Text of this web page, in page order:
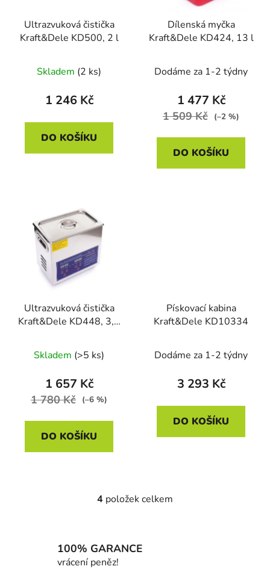
Ultrazvuková čistička
Kraft&Dele KD500, 2 l
Skladem (2 ks)
1 246 Kč
DO KOŠÍKU
Dílenská myčka
Kraft&Dele KD424, 13 l
Dodáme za 1-2 týdny
1 477 Kč
1 509 Kč (–2 %)
DO KOŠÍKU
Ultrazvuková čistička
Kraft&Dele KD448, 3,2
Skladem (>5 ks)
1 657 Kč
1 780 Kč (–6 %)
DO KOŠÍKU
Pískovací kabina
Kraft&Dele KD10334
Dodáme za 1-2 týdny
3 293 Kč
DO KOŠÍKU
O
á
d
4 položek celkem
100% GARANCE
vrácení peněz!